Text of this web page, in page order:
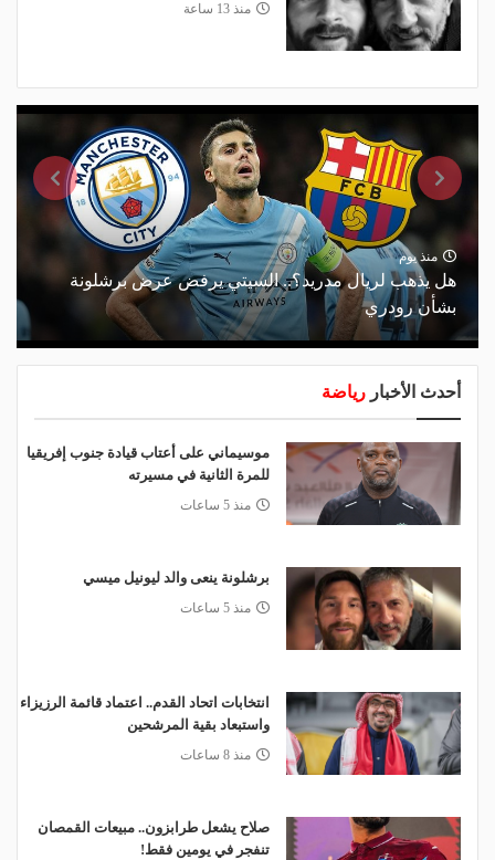
منذ 13 ساعة
منذ يوم
هل يذهب لريال مدريد؟.. السيتي يرفض عرض برشلونة
بشأن رودري
أحدث الأخبار رياضة
موسيماني على أعتاب قيادة جنوب إفريقيا
للمرة الثانية في مسيرته
منذ 5 ساعات
برشلونة ينعى والد ليونيل ميسي
منذ 5 ساعات
انتخابات اتحاد القدم.. اعتماد قائمة الرزيزاء
واستبعاد بقية المرشحين
منذ 8 ساعات
صلاح يشعل طرابزون.. مبيعات القمصان
تنفجر في يومين فقط!